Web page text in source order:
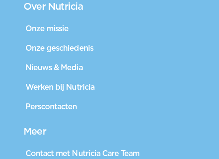
Over Nutricia
Onze missie
Onze geschiedenis
Nieuws & Media
Werken bij Nutricia
Perscontacten
Meer
Contact met Nutricia Care Team